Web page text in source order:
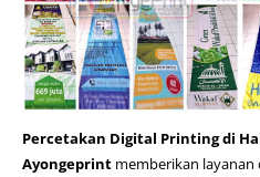
Percetakan Digital Printing di
Ayongeprint memberikan